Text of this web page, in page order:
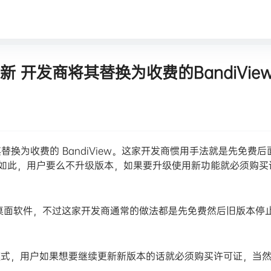
开发商将其替换为收费的
换为收费的 BandiView。这家开发商惯用手法就是先免费后
，用户要么不升级版本，如果要升级使用新功能就必须购买
软件，不过这家开发商通常的做法都是先免费然后旧版本停
用户如果想要继续更新新版本的话就必须购买许可证，当